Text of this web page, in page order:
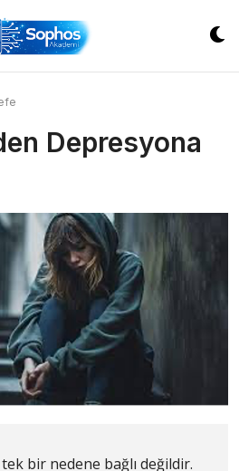
Depresyona
bir nedene bağlı değildir.